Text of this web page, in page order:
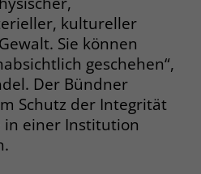
kultureller
Sie können
geschehen“,
Der Bündner
Schutz der Integrität
in einer Institution